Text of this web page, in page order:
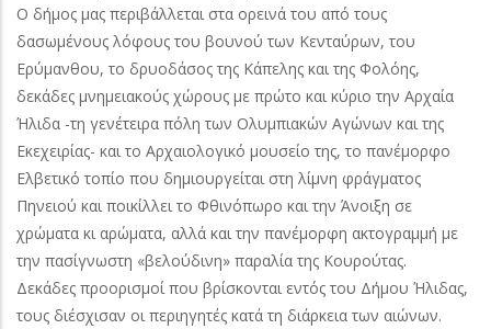
Ο δήμος μας περιβάλλεται στα ορεινά του από τους
δασωμένους λόφους του βουνού των Κενταύρων, του
Ερύμανθου, το δρυοδάσος της Κάπελης και της Φολόης,
δεκάδες μνημειακούς χώρους με πρώτο και κύριο την Αρχαία
Ήλιδα -τη γενέτειρα πόλη των Ολυμπιακών Αγώνων και της
Εκεχειρίας- και το Αρχαιολογικό μουσείο της, το πανέμορφο
Ελβετικό τοπίο που δημιουργείται στη λίμνη φράγματος
Πηνειού και ποικίλλει το Φθινόπωρο και την Άνοιξη σε
χρώματα κι αρώματα, αλλά και την πανέμορφη ακτογραμμή με
την πασίγνωστη «βελούδινη» παραλία της Κουρούτας.
Δεκάδες προορισμοί που βρίσκονται εντός του Δήμου Ήλιδας,
τους διέσχισαν οι περιηγητές κατά τη διάρκεια των αιώνων.